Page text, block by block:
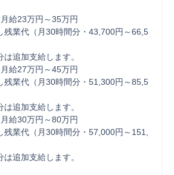
給23万円～35万円
業代（月30時間分・43,700円～66,5
追加支給します。
給27万円～45万円
業代（月30時間分・51,300円～85,5
追加支給します。
給30万円～80万円
業代（月30時間分・57,000円～151,
追加支給します。